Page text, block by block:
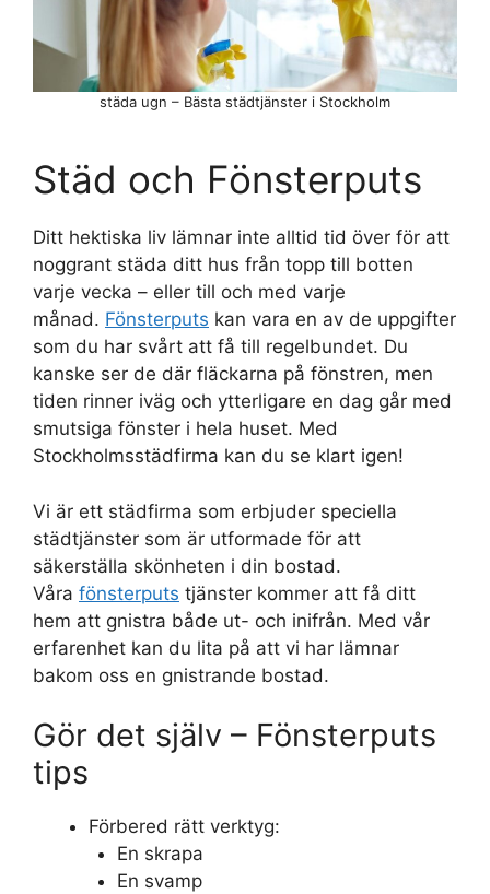
städa ugn – Bästa städtjänster i Stockholm
Städ och Fönsterputs
Ditt hektiska liv lämnar inte alltid tid över för att
noggrant städa ditt hus från topp till botten
varje vecka – eller till och med varje
månad. Fönsterputs kan vara en av de uppgifter
som du har svårt att få till regelbundet. Du
kanske ser de där fläckarna på fönstren, men
tiden rinner iväg och ytterligare en dag går med
smutsiga fönster i hela huset. Med
Stockholmsstädfirma kan du se klart igen!
Vi är ett städfirma som erbjuder speciella
städtjänster som är utformade för att
säkerställa skönheten i din bostad.
Våra fönsterputs tjänster kommer att få ditt
hem att gnistra både ut- och inifrån. Med vår
erfarenhet kan du lita på att vi har lämnar
bakom oss en gnistrande bostad.
Gör det själv – Fönsterputs
tips
Förbered rätt verktyg:
En skrapa
En svamp